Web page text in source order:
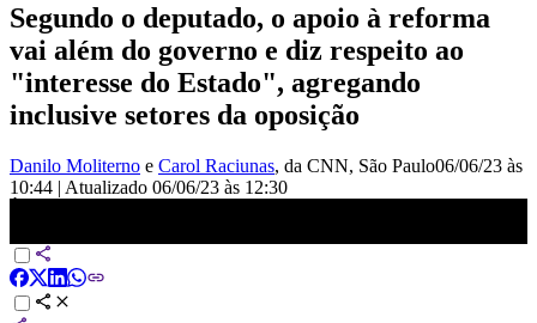
Segundo o deputado, o apoio à reforma
vai além do governo e diz respeito ao
"interesse do Estado", agregando
inclusive setores da oposição
Danilo Moliterno e Carol Raciunas, da CNN, São Paulo06/06/23 às
10:44 | Atualizado 06/06/23 às 12:30